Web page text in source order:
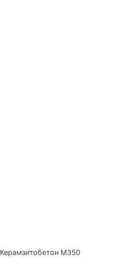
Керамзитобетон М350